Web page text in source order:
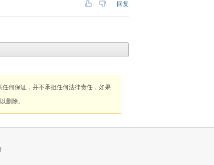
回复
何保证，并不承担任何法律责任，如果
删除。